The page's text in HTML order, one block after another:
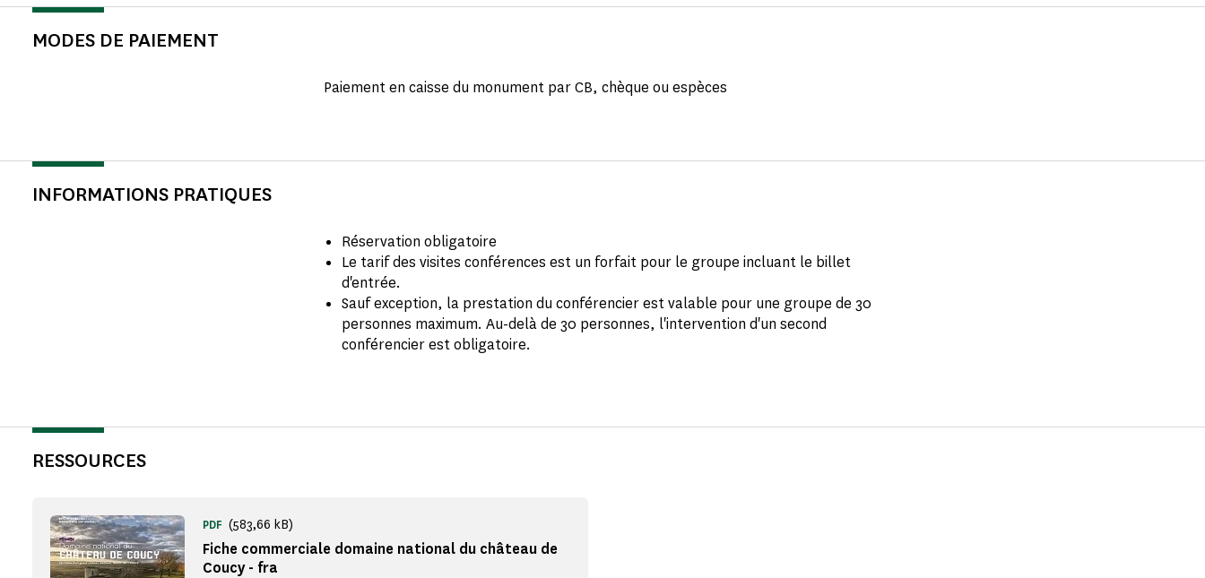
MODES DE PAIEMENT
Paiement en caisse du monument par CB, chèque ou espèces
INFORMATIONS PRATIQUES
Réservation obligatoire
Le tarif des visites conférences est un forfait pour le groupe incluant le billet
d'entrée.
Sauf exception, la prestation du conférencier est valable pour une groupe de 30
personnes maximum. Au-delà de 30 personnes, l'intervention d'un second
conférencier est obligatoire.
RESSOURCES
Fiche commerciale domaine national du château de
Coucy - fra
PDF (583,66 kB)